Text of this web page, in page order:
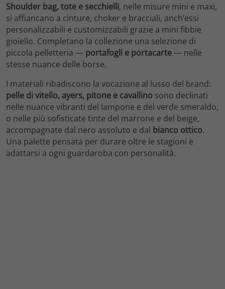
Shoulder bag, tote e secchielli, nelle misure mini e maxi,
si affiancano a cinture, choker e bracciali, anch’essi
personalizzabili e customizzabili grazie a mini fibbie
gioiello. Completano la collezione una selezione di
piccola pelletteria — portafogli e portacarte— nelle
stesse nuance delle borse.
I materiali ribadiscono la vocazione al lusso del brand:
pelle di vitello, ayers, pitone e cavallino sono declinati
nelle nuance vibranti del lampone e del verde smeraldo,
o nelle più sofisticate tinte del marrone e del beige,
accompagnate dal nero assoluto e dal bianco ottico.
Una palette pensata per durare oltre le stagioni e
adattarsi a ogni guardaroba con personalità.